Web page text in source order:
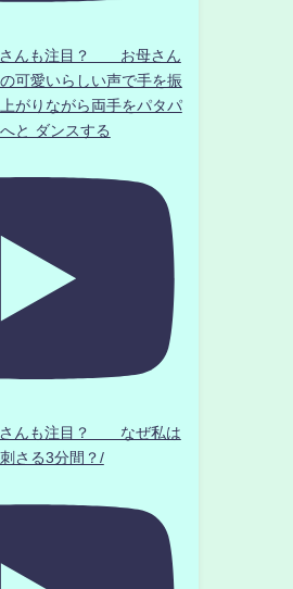
さんも注目？ お母さん
可愛いらしい声で手を振
がりながら両手をパタパ
と ダンスする
さんも注目？ なぜ私は
さる3分間？/